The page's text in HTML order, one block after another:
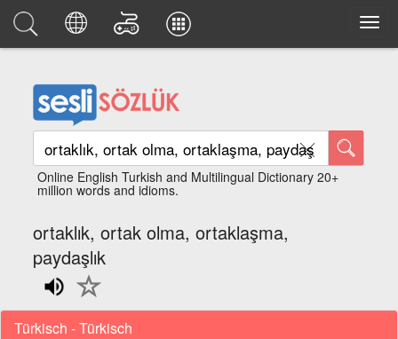
Online English Turkish and Multilingual Dictionary 20+
million words and idioms.
ortaklık, ortak olma, ortaklaşma,
paydaşlık
Türkisch - Türkisch